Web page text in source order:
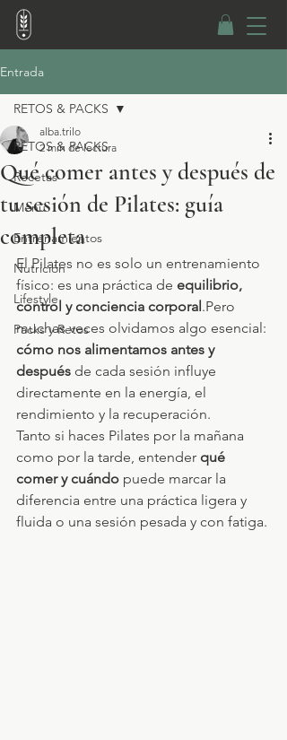
Entrada
RETOS & PACKS
Recetas
Menú
Entrenamientos
Nutrición
Lifestyle
Packs y Retos
RETOS & PACKS
Qué comer antes y después de
tu sesión de Pilates: guía
completa
alba.trilo
2 min de lectura
El Pilates no es solo un entrenamiento
físico: es una práctica de equilibrio,
control y conciencia corporal.Pero
muchas veces olvidamos algo esencial:
cómo nos alimentamos antes y
después de cada sesión influye
directamente en la energía, el
rendimiento y la recuperación.
Tanto si haces Pilates por la mañana
como por la tarde, entender qué
comer y cuándo puede marcar la
diferencia entre una práctica ligera y
fluida o una sesión pesada y con fatiga.